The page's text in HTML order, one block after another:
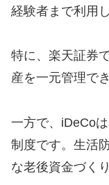
経験者まで利用
特に、楽天証券
産を一元管理で
一方で、iDeCo
制度です。生活
な老後資金づく